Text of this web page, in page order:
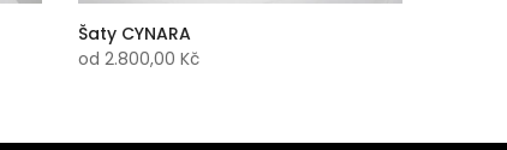
Šaty CYNARA
od 2.800,00 Kč